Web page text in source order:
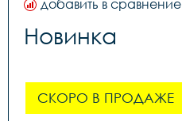
добавить в сравнение
Новинка
СКОРО В ПРОДАЖЕ